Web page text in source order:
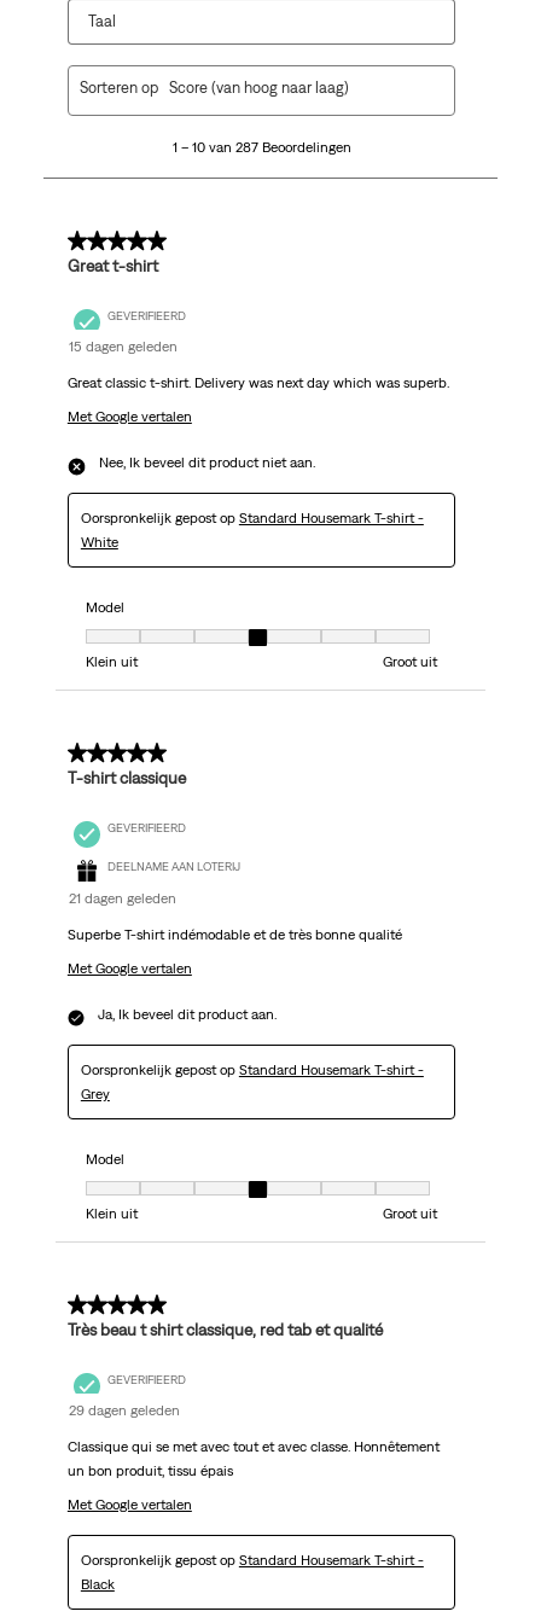
Taal
287
1 – 10 van 287 Beoordelingen
Sorteren op Score (van hoog naar laag)
5 van 5 sterren.
Great t-shirt
GEVERIFIEERD
15 dagen geleden
Great classic t-shirt. Delivery was next day which was superb.
Met Google vertalen
Nee, Ik beveel dit product niet aan.
Oorspronkelijk gepost op Standard Housemark T-shirt -
White
Model
Model, 4 van 7, waarbij 1 gelijk is aan Klein uit en 7 gelijk is aan Groot uit
Klein uit
Groot uit
5 van 5 sterren.
T-shirt classique
GEVERIFIEERD
DEELNAME AAN LOTERIJ
21 dagen geleden
Superbe T-shirt indémodable et de très bonne qualité
Met Google vertalen
Ja, Ik beveel dit product aan.
Oorspronkelijk gepost op Standard Housemark T-shirt -
Grey
Model
Model, 4 van 7, waarbij 1 gelijk is aan Klein uit en 7 gelijk is aan Groot uit
Klein uit
Groot uit
5 van 5 sterren.
Très beau t shirt classique, red tab et qualité
GEVERIFIEERD
29 dagen geleden
Classique qui se met avec tout et avec classe. Honnêtement
un bon produit, tissu épais
Met Google vertalen
Oorspronkelijk gepost op Standard Housemark T-shirt -
Black